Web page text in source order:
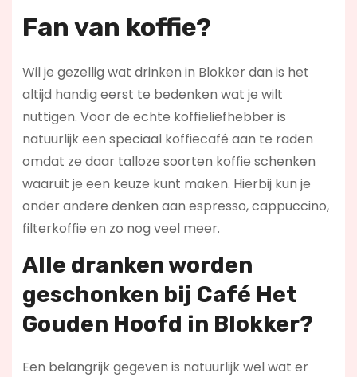
Fan van koffie?
Wil je gezellig wat drinken in Blokker dan is het
altijd handig eerst te bedenken wat je wilt
nuttigen. Voor de echte koffieliefhebber is
natuurlijk een speciaal koffiecafé aan te raden
omdat ze daar talloze soorten koffie schenken
waaruit je een keuze kunt maken. Hierbij kun je
onder andere denken aan espresso, cappuccino,
filterkoffie en zo nog veel meer.
Alle dranken worden
geschonken bij Café Het
Gouden Hoofd in Blokker?
Een belangrijk gegeven is natuurlijk wel wat er